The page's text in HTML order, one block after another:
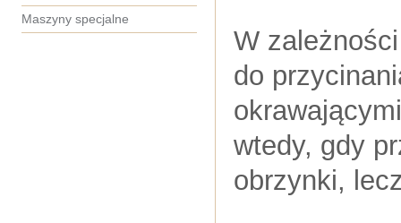
Maszyny specjalne
W
do
wtedy, gdy
obrzynki,